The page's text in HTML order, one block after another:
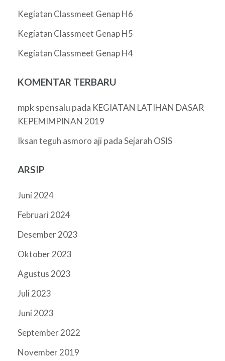
Kegiatan Classmeet Genap H6
Kegiatan Classmeet Genap H5
Kegiatan Classmeet Genap H4
KOMENTAR TERBARU
mpk spensalu pada KEGIATAN LATIHAN DASAR
KEPEMIMPINAN 2019
Iksan teguh asmoro aji padaSejarah OSIS
ARSIP
Juni 2024
Februari 2024
Desember 2023
Oktober 2023
Agustus 2023
Juli 2023
Juni 2023
September 2022
November 2019